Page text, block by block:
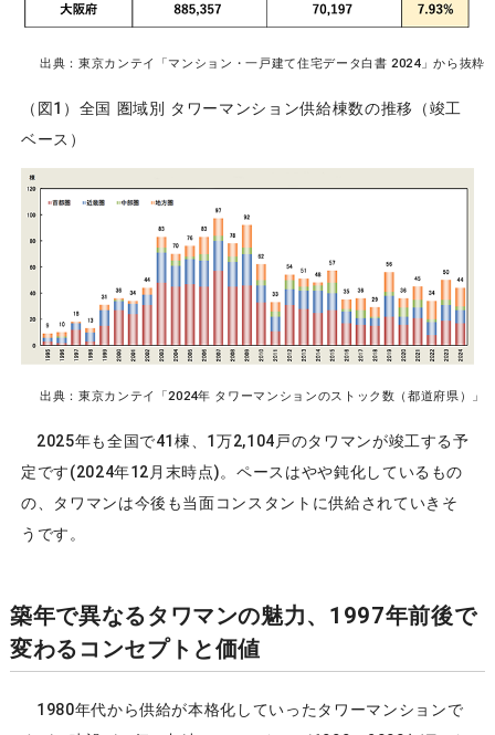
出典：東京カンテイ「マンション・一戸建て住宅データ白書 2024」から抜粋
（図1）全国 圏域別 タワーマンション供給棟数の推移（竣工
ベース）
出典：東京カンテイ「2024年 タワーマンションのストック数（都道府県）」
2025年も全国で41棟、1万2,104戸のタワマンが竣工する予
定です(2024年12月末時点)。ペースはやや鈍化しているもの
の、タワマンは今後も当面コンスタントに供給されていきそ
うです。
築年で異なるタワマンの魅力、1997年前後で
変わるコンセプトと価値
1980年代から供給が本格化していったタワーマンションで